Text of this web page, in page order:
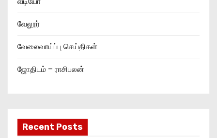
வேலூர்
வேலைவாய்ப்பு செய்திகள்
ஜோதிடம் – ராசிபலன்
Recent Posts